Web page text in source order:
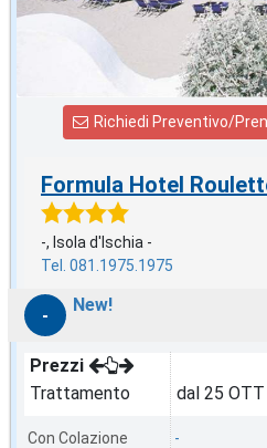
Richiedi Preventivo/
Formula Hotel
-, Isola d'Ischia -
Tel. 081.1975.1975
-
New!
Prezzi
Trattamento
Con Colazione
dal 25 OTT
-